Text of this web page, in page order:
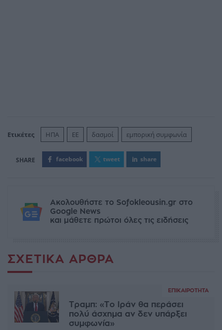
Ετικέτες ΗΠΑ ΕΕ δασμοί εμπορική συμφωνία
facebook tweet share
Ακολουθήστε το Sofokleousin.gr στο
Google News
και μάθετε πρώτοι όλες τις ειδήσεις
ΣΧΕΤΙΚΆ ΆΡΘΡΑ
ΕΠΙΚΑΙΡΌΤΗΤΑ
Τραμπ: «Το Ιράν θα περάσει
πολύ άσχημα αν δεν υπάρξει
συμφωνία»